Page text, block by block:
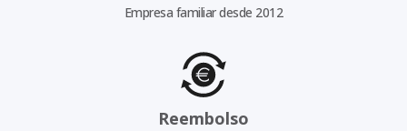
Empresa familiar desde 2012
Reembolso